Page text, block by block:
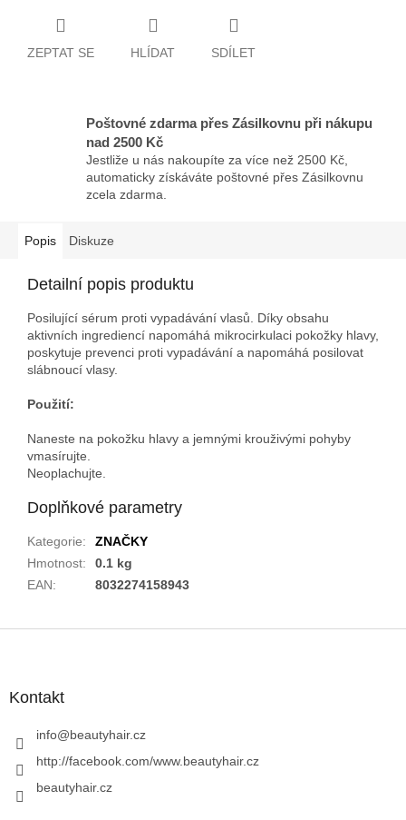
ZEPTAT SE HLÍDAT SDÍLET
Poštovné zdarma přes Zásilkovnu při nákupu
nad 2500 Kč
Jestliže u nás nakoupíte za více než 2500 Kč,
automaticky získáváte poštovné přes Zásilkovnu
zcela zdarma.
Popis Diskuze
Detailní popis produktu
Posilující sérum proti vypadávání vlasů. Díky obsahu
aktivních ingrediencí napomáhá mikrocirkulaci pokožky hlavy,
poskytuje prevenci proti vypadávání a napomáhá posilovat
slábnoucí vlasy.
Použití:
Naneste na pokožku hlavy a jemnými krouživými pohyby
vmasírujte.
Neoplachujte.
Doplňkové parametry
Kategorie:
ZNAČKY
Hmotnost:
0.1 kg
EAN: 8032274158943
Kontakt
info@beautyhair.cz
http://facebook.com/www.beautyhair.cz
beautyhair.cz